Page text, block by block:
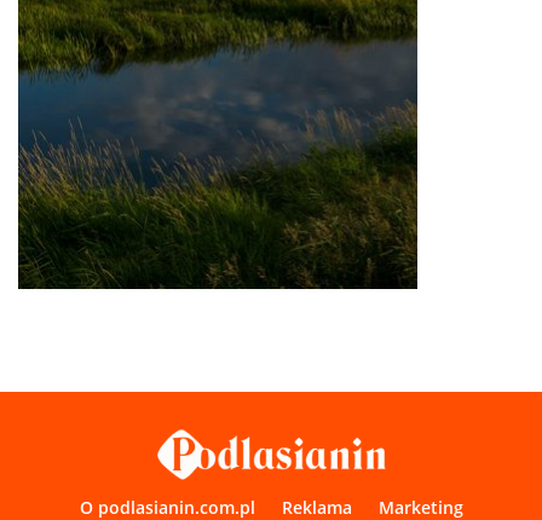
O podlasianin.com.pl Reklama
Marketing